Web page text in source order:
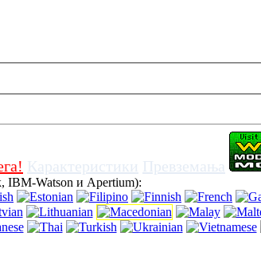
веб-сајт без исклучување на колачиња во
Карактеристики Превземања
IBM-Watson и Apertium):